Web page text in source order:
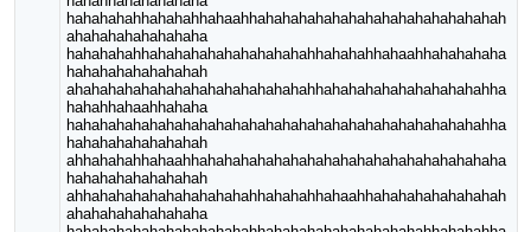
hahahahahhahahahhahaahhahahahahahahahahahahahahahahah
ahahahahahahahaha
hahahahahhahahahahahahahahahahhahahahhahaahhahahahaha
hahahahahahahahah
ahahahahahahahahahahahahahahahhahahahahahahahahahahha
hahahhahaahhahaha
hahahahahahahahahahahahahahahahahahahahahahahahahahha
hahahahahahahahah
ahhahahahhahaahhahahahahahahahahahahahahahahahahahaha
hahahahahahahahah
ahhahahahahahahahahahahhahahahhahaahhahahahahahahahah
ahahahahahahahaha